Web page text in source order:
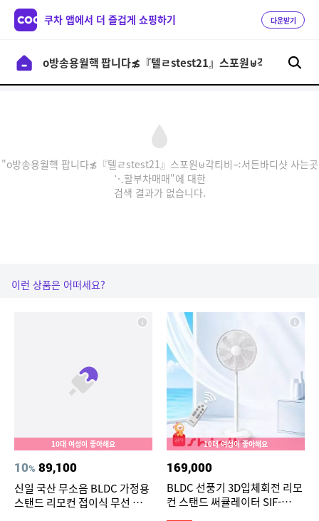
쿠차 앱에서 더 즐겁게 쇼핑하기 다운받기
"o방송용월핵 팝니다≴『텔ㄹstest21』스포원⊎각티비∹서든바디샷 사는곳
⋱할부차매매"에 대한
검색 결과가 없습니다.
이런 상품은 어떠세요?
10대 여성이 좋아해요
10% 89,100
신일 국산 무소음 BLDC 가정용
스탠드 리모컨 접이식 무선 선풍
10대 여성이 좋아해요
169,000
BLDC 선풍기 3D입체회전 리모
컨 스탠드 써큘레이터 SIF-